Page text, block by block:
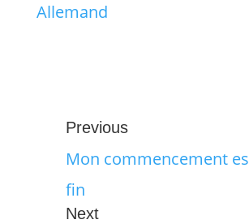
Allemand
Previous
Mon commencement
fin
Next